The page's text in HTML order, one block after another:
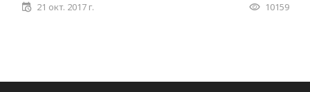
21 окт. 2017 г. 10159